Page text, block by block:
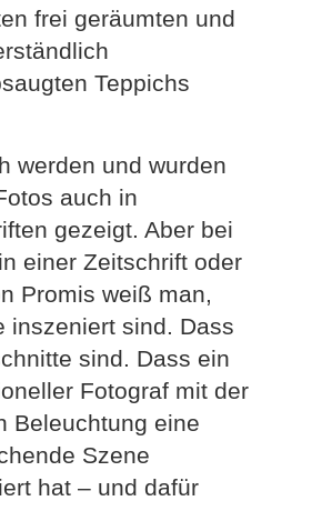
frei geräumten und
Teppichs
werden und wurden
auch in
gezeigt. Aber bei
einer Zeitschrift oder
Promis weiß man,
inszeniert sind. Dass
sind. Dass ein
Fotograf mit der
Beleuchtung eine
Szene
hat – und dafür